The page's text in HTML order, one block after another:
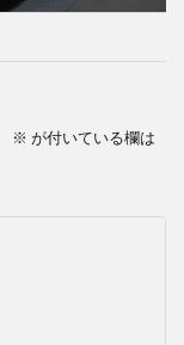
※ が付いている欄は